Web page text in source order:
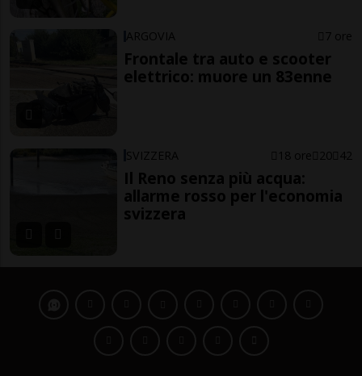
ARGOVIA 7 ore
Frontale tra auto e scooter
elettrico: muore un 83enne
SVIZZERA 18 ore 20 42
Il Reno senza più acqua:
allarme rosso per l'economia
svizzera